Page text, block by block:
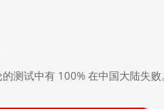
试中有 100% 在中国大陆失败。